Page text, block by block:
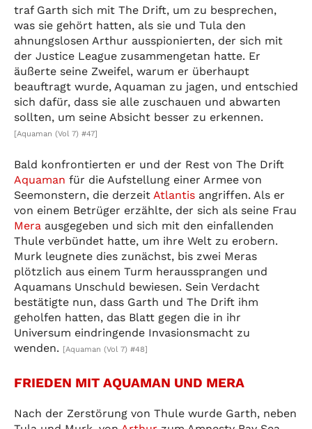
traf Garth sich mit The Drift, um zu besprechen,
was sie gehört hatten, als sie und Tula den
ahnungslosen Arthur ausspionierten, der sich mit
der Justice League zusammengetan hatte. Er
äußerte seine Zweifel, warum er überhaupt
beauftragt wurde, Aquaman zu jagen, und entschied
sich dafür, dass sie alle zuschauen und abwarten
sollten, um seine Absicht besser zu erkennen.
[Aquaman (Vol 7) #47]
Bald konfrontierten er und der Rest von The Drift
Aquaman für die Aufstellung einer Armee von
Seemonstern, die derzeit Atlantis angriffen. Als er
von einem Betrüger erzählte, der sich als seine Frau
Mera ausgegeben und sich mit den einfallenden
Thule verbündet hatte, um ihre Welt zu erobern.
Murk leugnete dies zunächst, bis zwei Meras
plötzlich aus einem Turm heraussprangen und
Aquamans Unschuld bewiesen. Sein Verdacht
bestätigte nun, dass Garth und The Drift ihm
geholfen hatten, das Blatt gegen die in ihr
Universum eindringende Invasionsmacht zu
wenden.
[Aquaman (Vol 7) #48]
FRIEDEN MIT AQUAMAN UND MERA
Nach der Zerstörung von Thule wurde Garth, neben